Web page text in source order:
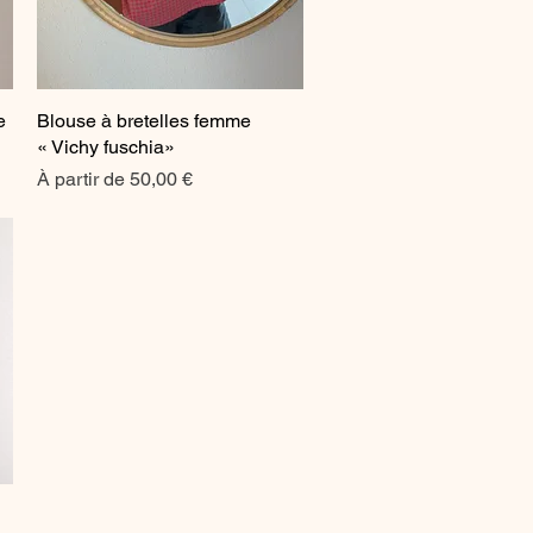
Aperçu rapide
Blouse à bretelles femme
« Vichy fuschia»
À partir de 50,00 €
Prix promotionnel